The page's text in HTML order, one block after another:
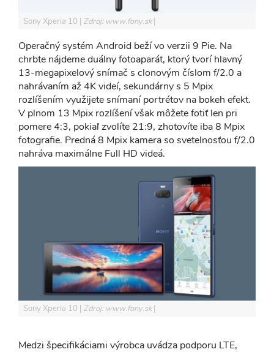
Sony Xperia 10 Zdroj: www.fony.sk
Operačný systém Android beží vo verzii 9 Pie. Na
chrbte nájdeme duálny fotoaparát, ktorý tvorí hlavný
13-megapixelový snímač s clonovým číslom f/2.0 a
nahrávaním až 4K videí, sekundárny s 5 Mpix
rozlíšením využijete snímaní portrétov na bokeh efekt.
V plnom 13 Mpix rozlíšení však môžete fotiť len pri
pomere 4:3, pokiaľ zvolíte 21:9, zhotovíte iba 8 Mpix
fotografie. Predná 8 Mpix kamera so svetelnosťou f/2.0
nahráva maximálne Full HD videá.
Sony Xperia 10 Zdroj: www.fony.sk
Medzi špecifikáciami výrobca uvádza podporu LTE,